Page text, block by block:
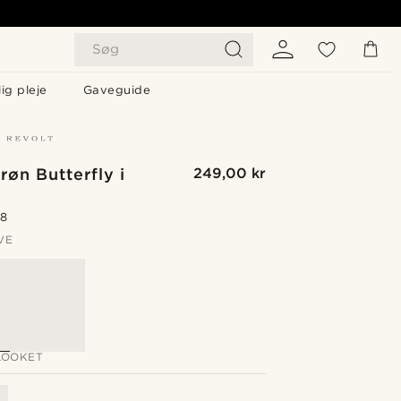
Søg
pleje Gaveguide
Butterfly i
249,00 kr